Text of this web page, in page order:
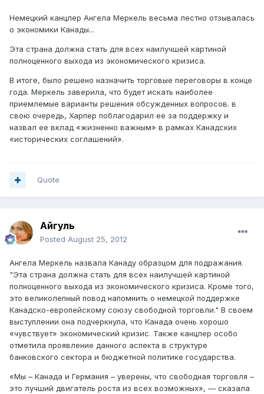
Немецкий канцлер Ангела Меркель весьма лестно отзывалась
о экономики Канады...
Эта страна должна стать для всех наилучшей картиной
полноценного выхода из экономического кризиса.
В итоге, было решено назначить торговые переговоры в конце
года. Меркель заверила, что будет искать наиболее
приемлемые варианты решения обсужденных вопросов. в
свою очередь, Харпер поблагодарил ее за поддержку и
назвал ее вклад «жизненно важным» в рамках Канадских
«исторических соглашений».
Quote
Айгуль
Posted August 25, 2012
Ангела Меркель назвала Канаду образцом для подражания.
"Эта страна должна стать для всех наилучшей картиной
полноценного выхода из экономического кризиса. Кроме того,
это великолепный повод напомнить о немецкой поддержке
Канадско-европейскому союзу свободной торговли." В своем
выступлении она подчеркнула, что Канада очень хорошо
«чувствует» экономический кризис. Также канцлер особо
отметила проявление данного аспекта в структуре
банковского сектора и бюджетной политике государства.
«Мы – Канада и Германия – уверены, что свободная торговля –
это лучший двигатель роста из всех возможных», — сказала